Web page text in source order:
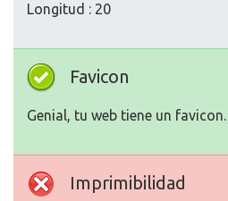
Longitud : 20
Favicon
Genial, tu web tiene un favicon.
Imprimibilidad